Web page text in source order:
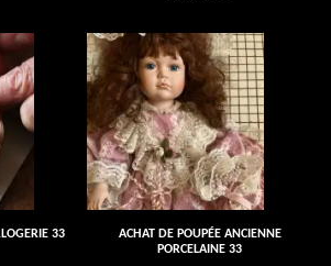
33
ACHAT DE POUPÉE ANCIENNE
PORCELAINE 33